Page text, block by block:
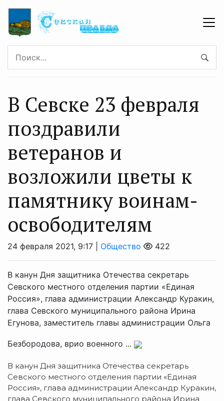
В Севске 23 февраля
поздравили
ветеранов и
возложили цветы к
памятнику воинам-
освободителям
24 февраля 2021, 9:17 | Общество 422
В канун Дня защитника Отечества секретарь
Севского местного отделения партии «Единая
Россия», глава администрации Александр Куракин,
глава Севского муниципального района Ирина
Егунова, заместитель главы администрации Ольга
Безбородова, врио военного ...
В канун Дня защитника Отечества секретарь
Севского местного отделения партии «Единая
Россия», глава администрации Александр Куракин,
глава Севского муниципального района Ирина